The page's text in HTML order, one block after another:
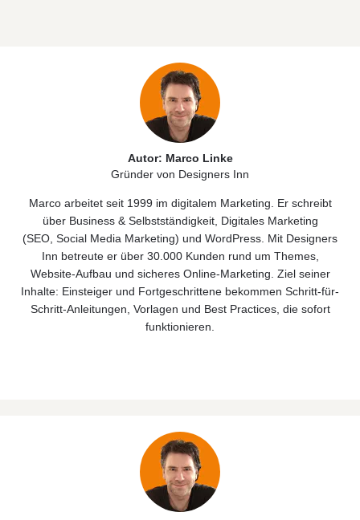
Autor: Marco Linke
Gründer von Designers Inn
Marco arbeitet seit 1999 im digitalem Marketing. Er schreibt
über Business & Selbstständigkeit, Digitales Marketing
(SEO, Social Media Marketing) und WordPress. Mit Designers
Inn betreute er über 30.000 Kunden rund um Themes,
Website‑Aufbau und sicheres Online‑Marketing. Ziel seiner
Inhalte: Einsteiger und Fortgeschrittene bekommen Schritt-für-
Schritt-Anleitungen, Vorlagen und Best Practices, die sofort
funktionieren.